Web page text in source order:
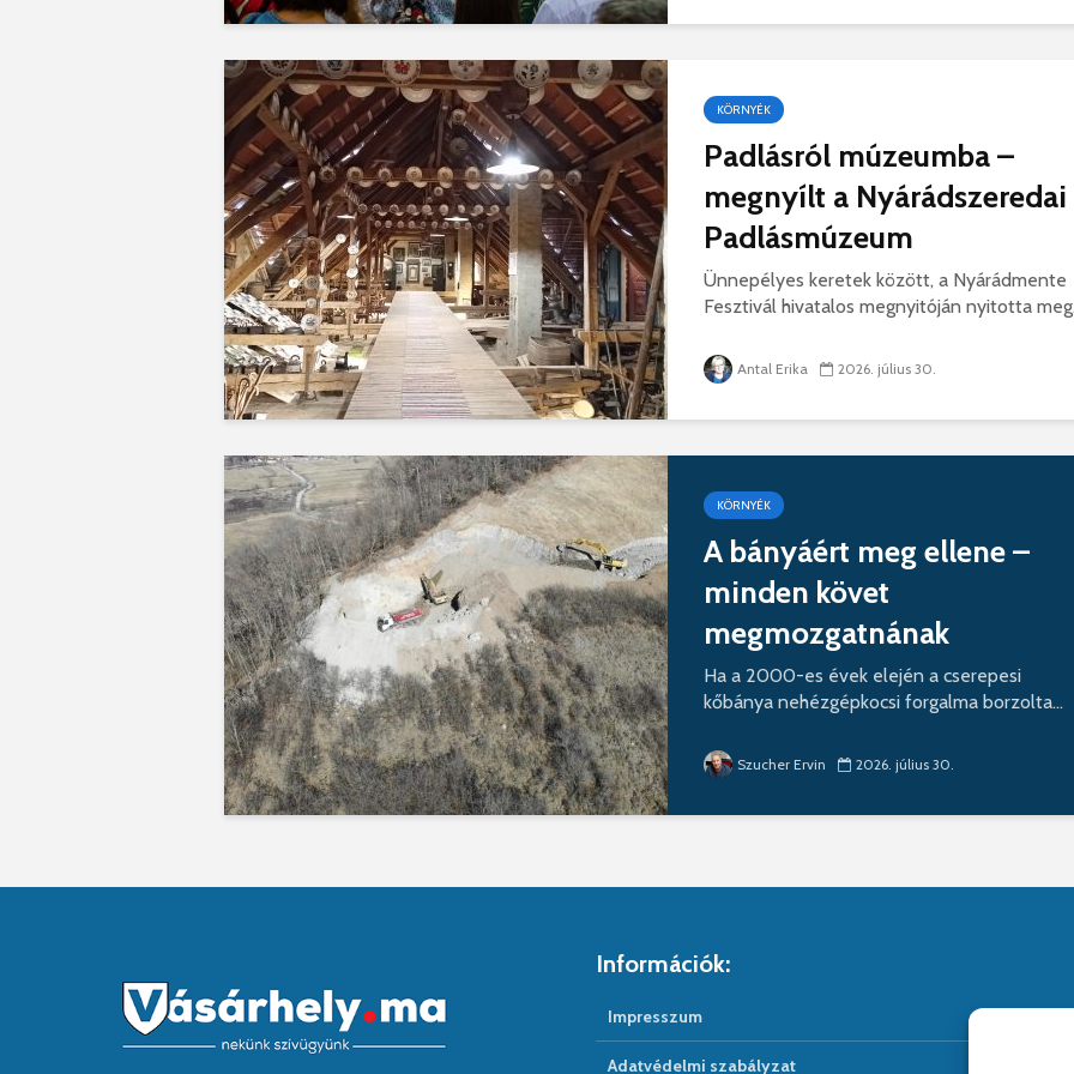
KÖRNYÉK
Padlásról múzeumba –
megnyílt a Nyárádszeredai
Padlásmúzeum
Ünnepélyes keretek között, a Nyárádmente
Fesztivál hivatalos megnyitóján nyitotta
Antal Erika 2026. július 30.
KÖRNYÉK
A bányáért meg ellene –
minden követ
megmozgatnának
Ha a 2000-es évek elején a cserepesi
kőbánya nehézgépkocsi forgalma borzolta...
Szucher Ervin 2026. július 30.
Információk:
Impresszum
Adatvédelmi szabályzat